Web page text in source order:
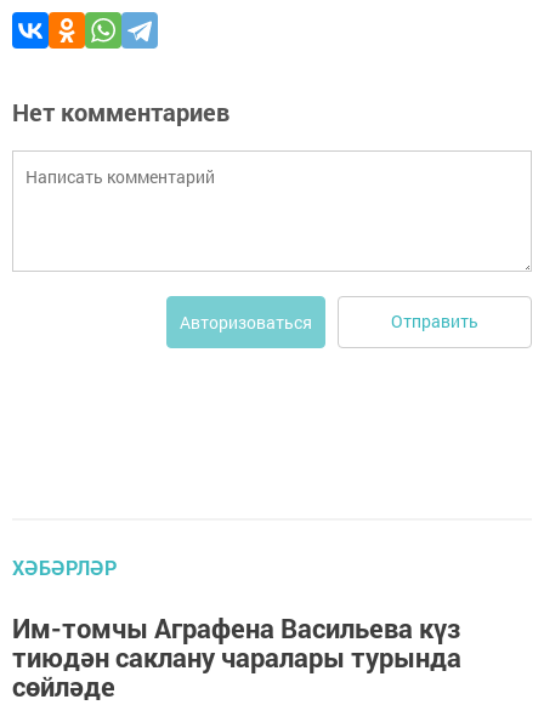
Нет комментариев
Авторизоваться Отправить
ХӘБӘРЛӘР
Им-томчы Аграфена Васильева күз
тиюдән саклану чаралары турында
сөйләде